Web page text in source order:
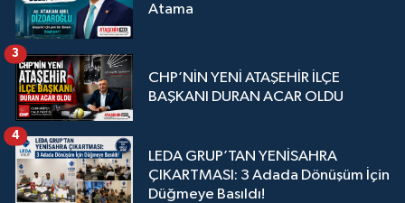
Atama
CHP’NİN YENİ ATAŞEHİR İLÇE
BAŞKANI DURAN ACAR OLDU
3
LEDA GRUP’TAN YENİSAHRA
ÇIKARTMASI: 3 Adada Dönüşüm İçin
Düğmeye Basıldı!
4